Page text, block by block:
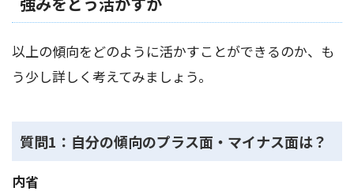
以上の傾向をどのように活かすことができるのか、も
う少し詳しく考えてみましょう。
質問1：自分の傾向のプラス面・マイナス面は？
内省